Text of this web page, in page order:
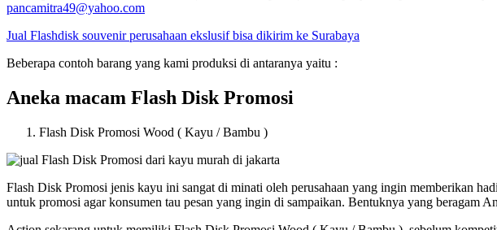
pancamitra49@yahoo.com
Jual Flashdisk souvenir perusahaan ekslusif bisa dikirim ke Surabaya
Beberapa contoh barang yang kami produksi di antaranya yaitu :
Aneka macam Flash Disk Promosi
Flash Disk Promosi Wood ( Kayu / Bambu )
Flash Disk Promosi jenis kayu ini sangat di minati oleh perusahaan yang ingin memberikan
untuk promosi agar konsumen tau pesan yang ingin di sampaikan. Bentuknya yang beragam